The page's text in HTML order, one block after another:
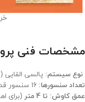
مشخصات فنی پروتون
نوع سیستم: پالسی القایی (Pulse Induction)
تعداد سنسورها:
عمق کاوش: تا 4 متر
(برای